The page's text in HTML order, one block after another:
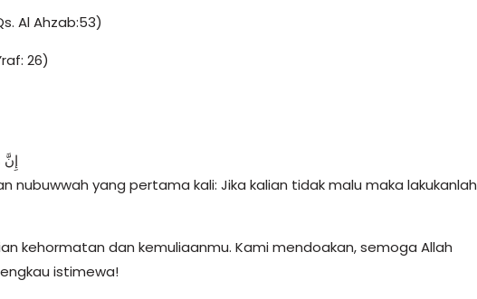
Al Ahzab:53)
26)
إِنَّ
nubuwwah yang pertama kali: Jika kalian tidak malu maka lakukanlah
kehormatan dan kemuliaanmu. Kami mendoakan, semoga Allah
istimewa!